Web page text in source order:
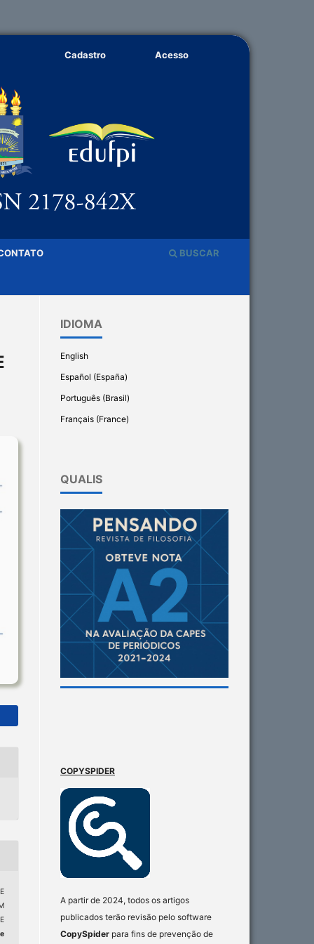
BUSCAR
Cadastro Acesso
IDIOMA
English
Español (España)
Português (Brasil)
Français (France)
QUALIS
COPYSPIDER
A partir de 2024, todos os artigos
publicados terão revisão pelo software
CopySpider para fins de prevenção de